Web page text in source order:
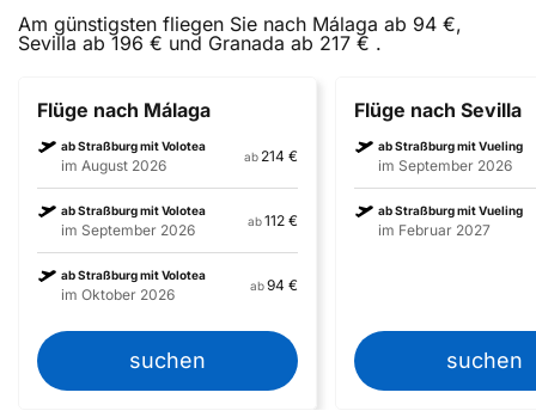
Am günstigsten fliegen Sie nach Málaga ab 94 €,
Sevilla ab 196 € und Granada ab 217 € .
Flüge nach Málaga
ab Straßburg mit Volotea
im August 2026
ab 214 €
ab Straßburg mit Volotea
im September 2026
ab112 €
ab Straßburg mit Volotea
im Oktober 2026
ab94 €
suchen
Flüge nach Sevilla
ab Straßburg mit Vueling
im September 2026
ab Straßburg mit Vueling
im Februar 2027
suchen